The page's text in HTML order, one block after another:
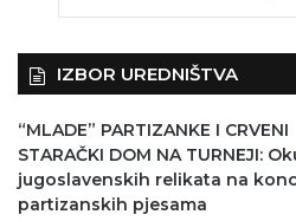
IZBOR UREDNIŠTVA
“MLADE” PARTIZANKE I CRVENI
STARAČKI DOM NA TURNEJI:
jugoslavenskih relikata na
partizanskih pjesama